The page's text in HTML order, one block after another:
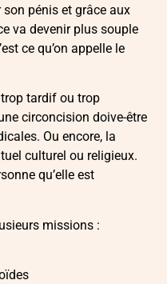
pénis et grâce aux
va devenir plus souple
ce qu’on appelle le
trop tardif ou trop
circoncision doive-être
Ou encore, la
culturel ou religieux.
qu’elle est
missions :